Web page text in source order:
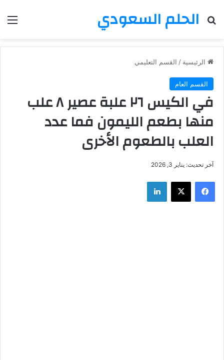
الحلم السعودي
بحث عن
الرئيسية / القسم التعليمي
القسم العام
في الكيس ٢٦ علبة عصير ٨ علب
منها بطعم الليمون فما عدد
العلب بالطعوم الأخرى
آخر تحديث: يناير 3, 2026
فيسبوك ‫X لينكدإن